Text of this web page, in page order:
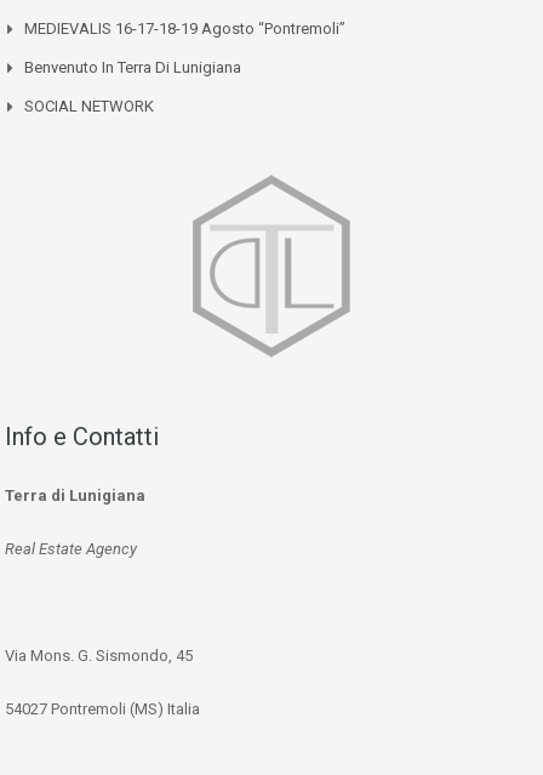
MEDIEVALIS 16-17-18-19 Agosto “Pontremoli”
Benvenuto In Terra Di Lunigiana
SOCIAL NETWORK
Info e Contatti
Terra di Lunigiana
Real Estate Agency
Via Mons. G. Sismondo, 45
54027 Pontremoli (MS) Italia